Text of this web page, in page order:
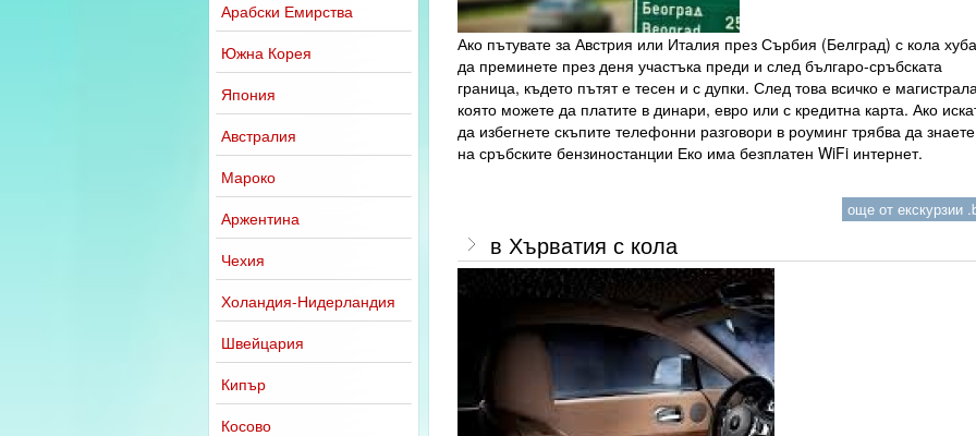
Арабски Емирства
Южна Корея
Япония
Австралия
Мароко
Аржентина
Чехия
Холандия-Нидерландия
Швейцария
Кипър
Косово
Ако пътувате за Австрия или Италия през Сърбия (Белград) с кола
да преминете през деня участъка преди и след българо-сръбската
граница, където пътят е тесен и с дупки. След това всичко е
която можете да платите в динари, евро или с кредитна карта. Ако
да избегнете скъпите телефонни разговори в роуминг трябва да
на сръбските бензиностанции Еко има безплатен WiFi интернет.
още от екскурзии
в Хърватия с кола